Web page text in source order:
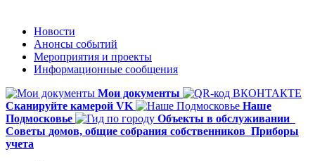
Новости
Анонсы событий
Мероприятия и проекты
Информационные сообщения
Мои документы
Сканируйте камерой VK
Наше
Подмосковье
Объекты в обслуживании
Советы домов, общие собрания собственников Приборы
учета